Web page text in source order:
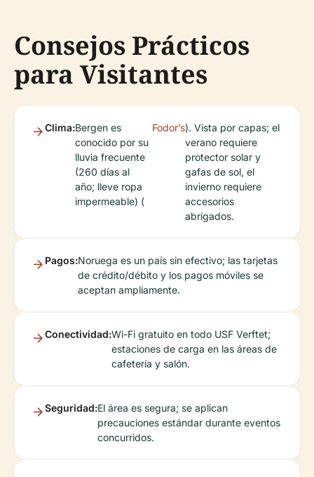
Consejos Prácticos
para Visitantes
Clima:Bergen es
conocido por su
lluvia frecuente
(260 días al
año; lleve ropa
impermeable) (
Fodor’s). Vista por capas; el
verano requiere
protector solar y
gafas de sol, el
invierno requiere
accesorios
abrigados.
Pagos:Noruega es un país sin efectivo; las tarjetas
de crédito/débito y los pagos móviles se
aceptan ampliamente.
Conectividad:Wi-Fi gratuito en todo USF Verftet;
estaciones de carga en las áreas de
cafetería y salón.
Seguridad:El área es segura; se aplican
precauciones estándar durante eventos
concurridos.